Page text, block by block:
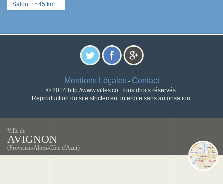
Salon ~45 km
Mentions Légales- Contact
© 2014 http://www.villes.co. Tous droits réservés.
Reproduction du site strictement interdite sans autorisation.
Ville de
AVIGNON
(Provence-Alpes-Côte d'Azur)